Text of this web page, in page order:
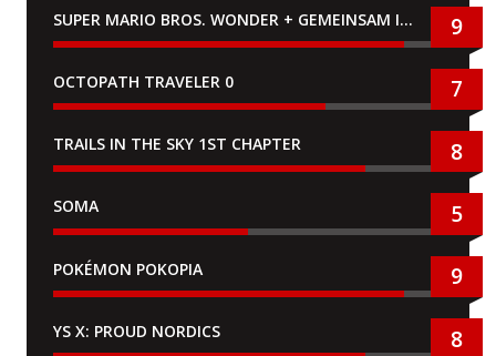
SUPER MARIO BROS. WONDER + GEMEINSAM IM BELLABEL-PARK 9
OCTOPATH TRAVELER 0 7
TRAILS IN THE SKY 1ST CHAPTER 8
SOMA 5
POKÉMON POKOPIA 9
YS X: PROUD NORDICS 8